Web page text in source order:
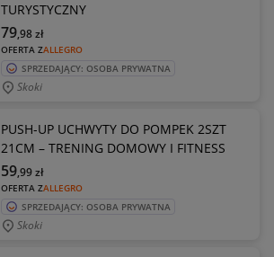
TURYSTYCZNY
OFERTA ZALLEGRO
79,98zł
SPRZEDAJĄCY: OSOBA PRYWATNA
Skoki
PUSH-UP UCHWYTY DO POMPEK 2SZT
21CM – TRENING DOMOWY I FITNESS
OFERTA ZALLEGRO
59,99zł
SPRZEDAJĄCY: OSOBA PRYWATNA
Skoki